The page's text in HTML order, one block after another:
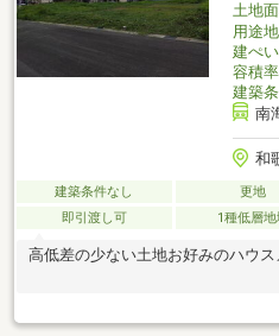
土地
用途
建ぺ
容積率
建築
南
和
建築条件なし 更地
即引渡し可
1種低層地
高低差の少ない土地お好みのハウ